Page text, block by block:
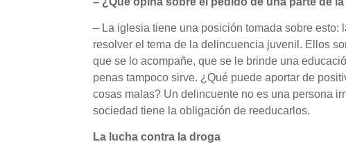
– La iglesia tiene una posición tomada sobre
resolver el tema de la delincuencia juvenil. Ellos
que se lo acompañe, que se le brinde una
penas tampoco sirve. ¿Qué puede aportar de
cosas malas? Un delincuente no es una persona
sociedad tiene la obligación de reeducarlos.
La lucha contra la droga